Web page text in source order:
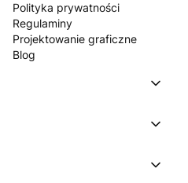
Polityka prywatności
Regulaminy
Projektowanie graficzne
Blog